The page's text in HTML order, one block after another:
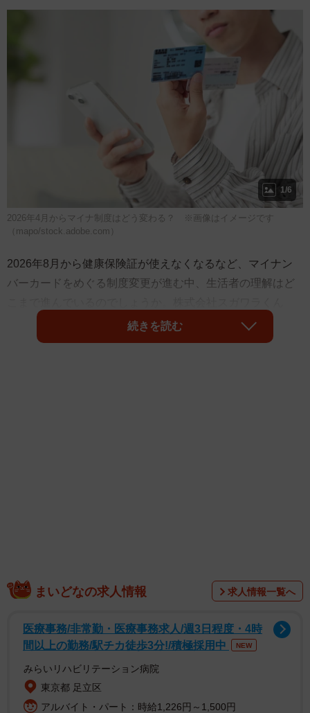
1/6
2026年4月からマイナ制度はどう変わる？ ※画像はイメージです
（mapo/stock.adobe.com）
2026年8月から健康保険証が使えなくなるなど、マイナン
バーカードをめぐる制度変更が進む中、生活者の理解はど
（名古屋市中村区）が運営するYouTubeチャンネル『脱・
税理士スガワラくん』が実施した「マイナ制度の認知と理
なお、本記事では、2026年4月から段階的に変わる「マイ
ナ制度の変更点」についてもわかりやすく解説します。
調査は、全国の20歳以上70歳未満の男女300人を対象とし
て、2026年4月にインターネットで実施されました。
続きを読む
まいどなの求人情報 求人情報一覧へ
医療事務/非常勤・医療事務求人/週3日程度・4時
間以上の勤務/駅チカ徒歩3分!/積極採用中
NEW
みらいリハビリテーション病院
東京都 足立区
アルバイト・パート：時給1,226円～1,500円